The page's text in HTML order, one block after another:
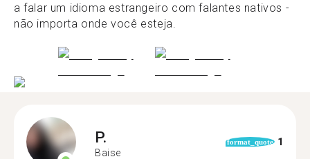
a falar um idioma estrangeiro com falantes nativos -
não importa onde você esteja.
P.
Baise
format_quote 1